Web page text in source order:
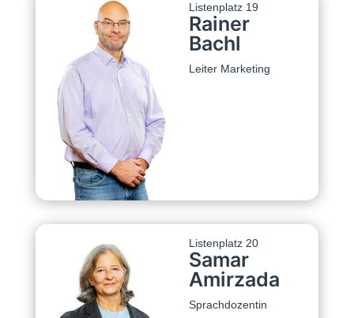
Listenplatz 19
Rainer
Bachl
Leiter Marketing
Listenplatz 20
Samar
Amirzada
Sprachdozentin